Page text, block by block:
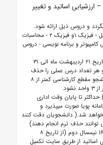
ارزشیابی اساتید و تغییر
و دروس ذیل ارائه شود.
ریاضی ۱ و ریاضی ۲ - معادلات دیفرانسیل - فیزیک ۱و فیزیک ۲ - محاسبات
کامپیوتر و برنامه نویسی - دروس
دانشجویان در زمان حذف اضطراری از تاریخ ۲۱ اردیبهشت ماه الی ۳۱
هر تعداد درس عملی را حذف
کنند به شرط آن که تعداد واحدهای دانشجو مقطع کارشناسی کمتر از ۸
تا پایان وقت اداری
پویا صورت می­پذیرد و
شد.( دانشجویان دقت کنند
حذف ترم انجام دهند)
دانشجویان بایستی در هفته های ۱۵ و ۱۶ نیمسال دوم (از تاریخ ۸
ارزشیابی اساتید از طریق سایت تکمیل